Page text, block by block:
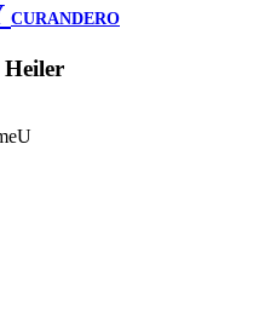
CURANDERO
Heiler